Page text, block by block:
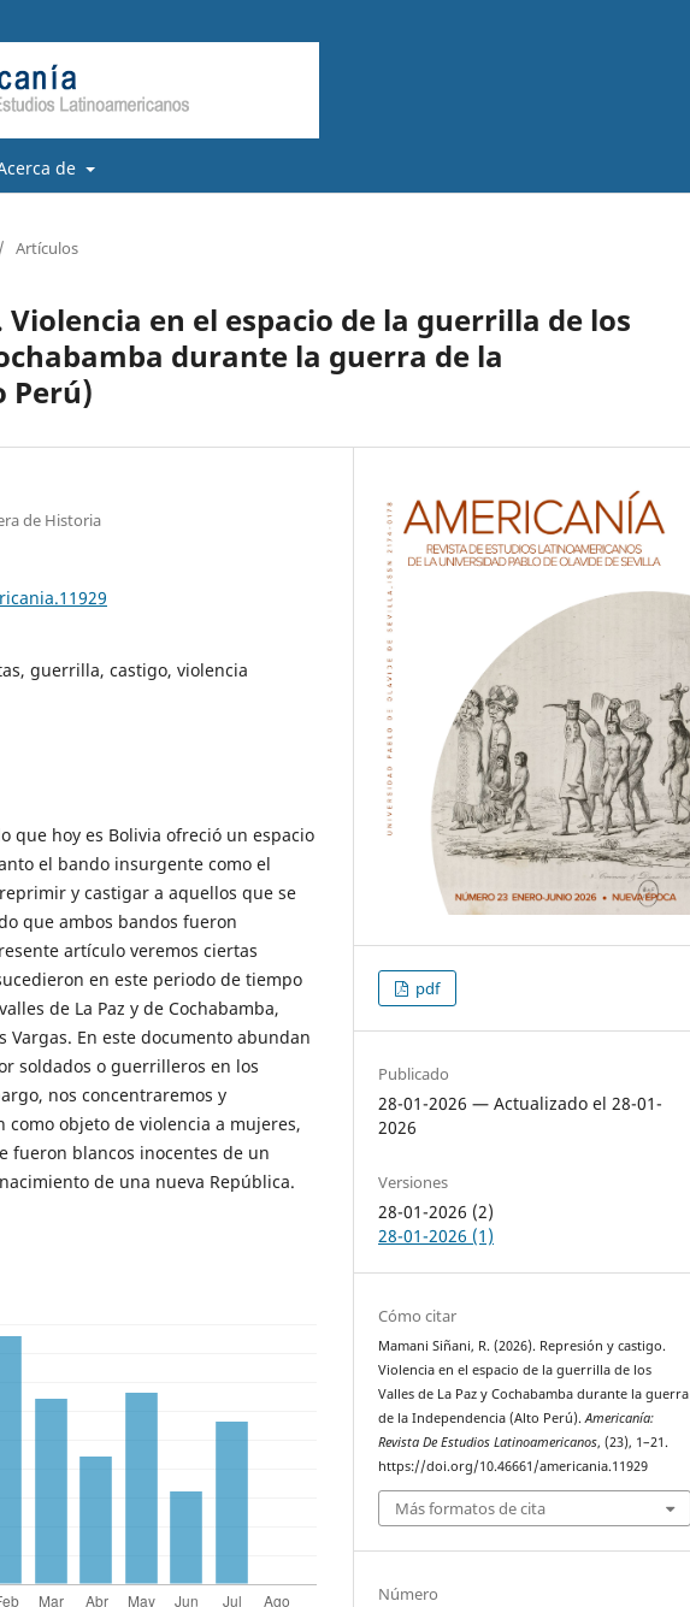
de
/ Artículos
en el espacio de la guerrilla de los
durante la guerra de la
Perú)
de Historia
guerrilla, castigo, violencia
que hoy es Bolivia ofreció un espacio
el bando insurgente como el
y castigar a aquellos que se
que ambos bandos fueron
artículo veremos ciertas
en este periodo de tiempo
de La Paz y de Cochabamba,
Vargas. En este documento abundan
soldados o guerrilleros en los
nos concentraremos y
objeto de violencia a mujeres,
fueron blancos inocentes de un
de una nueva República.
pdf
Publicado
28-01-2026 — Actualizado el 28-01-
2026
Versiones
28-01-2026 (2)
28-01-2026 (1)
Cómo citar
Mamani Siñani, R. (2026). Represión y castigo.
Violencia en el espacio de la guerrilla de los
Valles de La Paz y Cochabamba durante la guerra
de la Independencia (Alto Perú).Americanía:
Revista De Estudios Latinoamericanos, (23), 1–21.
https://doi.org/10.46661/americania.11929
Más formatos de cita
Número